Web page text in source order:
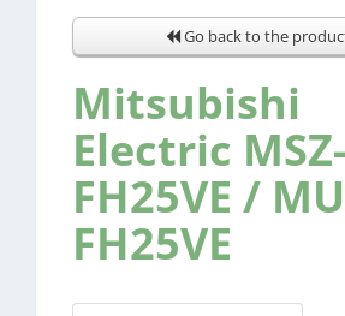
Go back to the
Mitsubishi
Electric MSZ-
FH25VE /
FH25VE